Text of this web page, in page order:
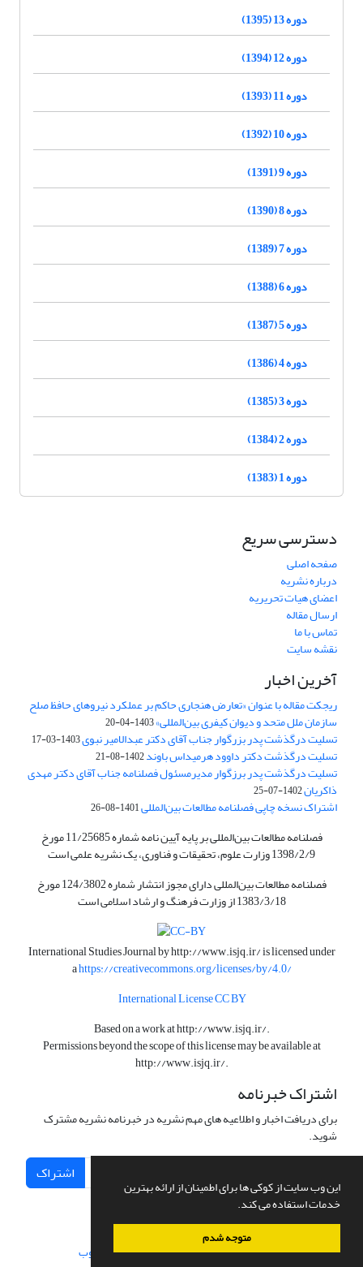
این وب سایت از کوکی ها برای اطمینان از ارائه بهترین
خدمات استفاده می کند.
متوجه شدم
دوره 13 (1395)
دوره 12 (1394)
دوره 11 (1393)
دوره 10 (1392)
دوره 9 (1391)
دوره 8 (1390)
دوره 7 (1389)
دوره 6 (1388)
دوره 5 (1387)
دوره 4 (1386)
دوره 3 (1385)
دوره 2 (1384)
دوره 1 (1383)
دسترسی سریع
صفحه اصلی
درباره نشریه
اعضای هیات تحریریه
ارسال مقاله
تماس با ما
نقشه سایت
آخرین اخبار
ریجکت مقاله با عنوان «تعارض هنجاری حاکم بر عملکرد نیروهای حافظ صلح
سازمان ملل متحد و دیوان کیفری بین‌المللی»1403-04-20
تسلیت درگذشت پدر بزرگوار جناب آقای دکتر عبدالامیر نبوی1403-03-17
تسلیت درگذشت دکتر داوود هرمیداس باوند1402-08-21
تسلیت درگذشت پدر برزگوار مدیرمسئول فصلنامه جناب آقای دکتر مهدی
ذاکریان1402-07-25
اشتراک نسخه چاپی فصلنامه مطالعات بین‌المللی1401-08-26
فصلنامه مطالعات بین‌المللی بر پایه آیین نامه شماره 11/25685 مورخ
1398/2/9 وزارت علوم، تحقیقات و فناوری، یک نشریه علمی است
فصلنامه مطالعات بین‌المللی دارای مجوز انتشار شماره 124/3802 مورخ
1383/3/18 از وزارت فرهنگ و ارشاد اسلامی است
International Studies Journal byhttp://www.isjq.ir/is licensed under
ahttps://creativecommons.org/licenses/by/4.0/
International License CC BY
Based on a work athttp://www.isjq.ir/.
Permissions beyond the scope of this license may be available at
http://www.isjq.ir/.
اشتراک خبرنامه
برای دریافت اخبار و اطلاعیه های مهم نشریه در خبرنامه نشریه مشترک
شوید.
اشتراک
سامانه مدیریت نشریات علمی.طراحی و پیاده سازی از سیناوب